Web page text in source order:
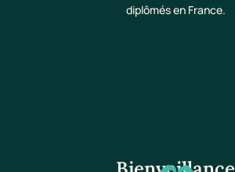
diplômés en France.